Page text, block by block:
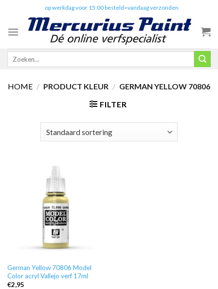
content
op werkdag voor 15:00 besteld=vandaag verzonden
Zoeken
HOME / PRODUCT KLEUR / GERMAN YELLOW 70806
FILTER
German Yellow 70806 Model
Color acryl Vallejo verf 17ml
€2,95